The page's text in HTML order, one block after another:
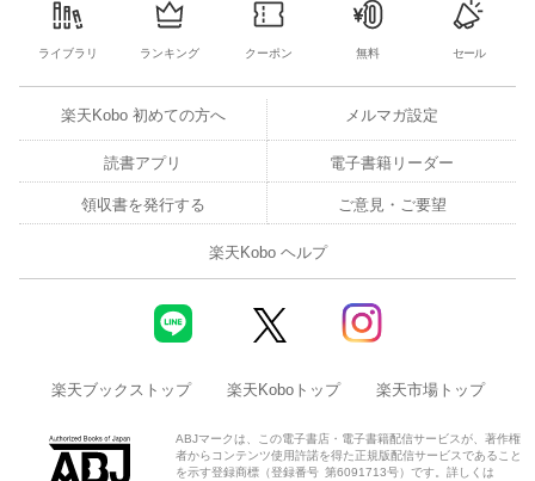
ライブラリ ランキング クーポン 無料 セール
楽天Kobo 初めての方へ メルマガ設定
読書アプリ 電子書籍リーダー
領収書を発行する ご意見・ご要望
楽天Kobo ヘルプ
楽天ブックストップ 楽天Koboトップ 楽天市場トップ
ABJマークは、この電子書店・電子書籍配信サービスが、著作権
者からコンテンツ使用許諾を得た正規版配信サービスであること
を示す登録商標（登録番号 第6091713号）です。詳しくは